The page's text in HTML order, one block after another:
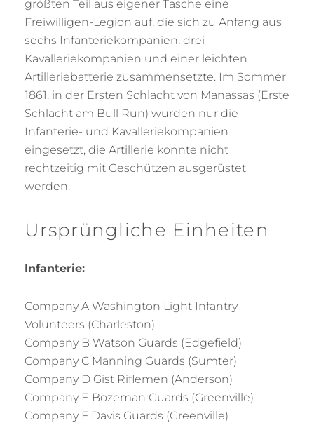
größten Teil aus eigener Tasche eine
Freiwilligen-Legion auf, die sich zu Anfang aus
sechs Infanteriekompanien, drei
Kavalleriekompanien und einer leichten
Artilleriebatterie zusammensetzte. Im Sommer
1861, in der Ersten Schlacht von Manassas (Erste
Schlacht am Bull Run) wurden nur die
Infanterie- und Kavalleriekompanien
eingesetzt, die Artillerie konnte nicht
rechtzeitig mit Geschützen ausgerüstet
werden.
Ursprüngliche Einheiten
Infanterie:
Company A Washington Light Infantry
Volunteers (Charleston)
Company B Watson Guards (Edgefield)
Company C Manning Guards (Sumter)
Company D Gist Riflemen (Anderson)
Company E Bozeman Guards (Greenville)
Company F Davis Guards (Greenville)